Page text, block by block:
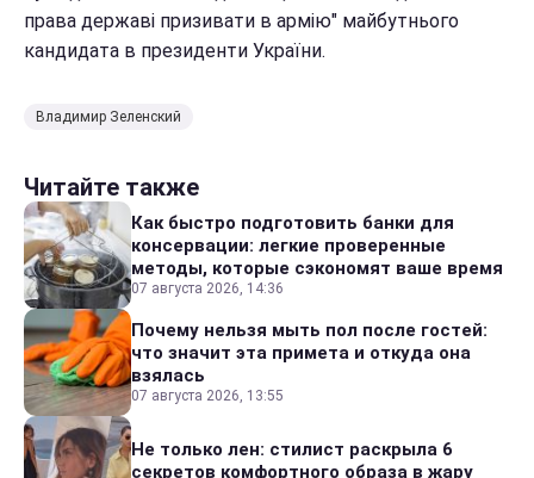
права державі призивати в армію" майбутнього
кандидата в президенти України.
Владимир Зеленский
Читайте также
Как быстро подготовить банки для
консервации: легкие проверенные
методы, которые сэкономят ваше время
07 августа 2026, 14:36
Почему нельзя мыть пол после гостей:
что значит эта примета и откуда она
взялась
07 августа 2026, 13:55
Не только лен: стилист раскрыла 6
секретов комфортного образа в жару